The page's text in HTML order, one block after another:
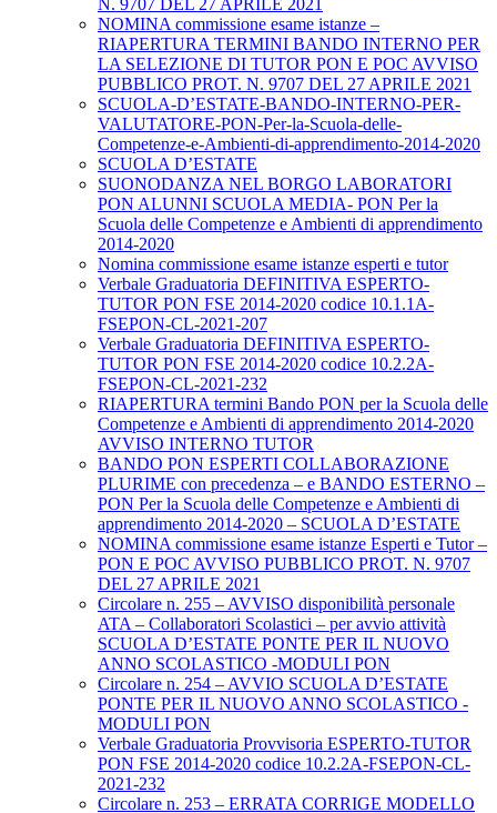
N. 9707 DEL 27 APRILE 2021
NOMINA commissione esame istanze –
RIAPERTURA TERMINI BANDO INTERNO PER
LA SELEZIONE DI TUTOR PON E POC AVVISO
PUBBLICO PROT. N. 9707 DEL 27 APRILE 2021
SCUOLA-D’ESTATE-BANDO-INTERNO-PER-
VALUTATORE-PON-Per-la-Scuola-delle-
Competenze-e-Ambienti-di-apprendimento-2014-2020
SCUOLA D’ESTATE
SUONODANZA NEL BORGO LABORATORI
PON ALUNNI SCUOLA MEDIA- PON Per la
Scuola delle Competenze e Ambienti di apprendimento
2014-2020
Nomina commissione esame istanze esperti e tutor
Verbale Graduatoria DEFINITIVA ESPERTO-
TUTOR PON FSE 2014-2020 codice 10.1.1A-
FSEPON-CL-2021-207
Verbale Graduatoria DEFINITIVA ESPERTO-
TUTOR PON FSE 2014-2020 codice 10.2.2A-
FSEPON-CL-2021-232
RIAPERTURA termini Bando PON per la Scuola delle
Competenze e Ambienti di apprendimento 2014-2020
AVVISO INTERNO TUTOR
BANDO PON ESPERTI COLLABORAZIONE
PLURIME con precedenza – e BANDO ESTERNO –
PON Per la Scuola delle Competenze e Ambienti di
apprendimento 2014-2020 – SCUOLA D’ESTATE
NOMINA commissione esame istanze Esperti e Tutor –
PON E POC AVVISO PUBBLICO PROT. N. 9707
DEL 27 APRILE 2021
Circolare n. 255 – AVVISO disponibilità personale
ATA – Collaboratori Scolastici – per avvio attività
SCUOLA D’ESTATE PONTE PER IL NUOVO
ANNO SCOLASTICO -MODULI PON
Circolare n. 254 – AVVIO SCUOLA D’ESTATE
PONTE PER IL NUOVO ANNO SCOLASTICO -
MODULI PON
Verbale Graduatoria Provvisoria ESPERTO-TUTOR
PON FSE 2014-2020 codice 10.2.2A-FSEPON-CL-
2021-232
Circolare n. 253 – ERRATA CORRIGE MODELLO